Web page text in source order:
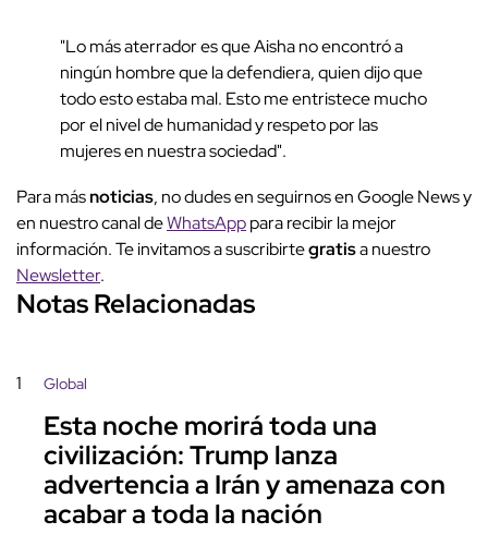
"Lo más aterrador es que Aisha no encontró a
ningún hombre que la defendiera, quien dijo que
todo esto estaba mal. Esto me entristece mucho
por el nivel de humanidad y respeto por las
mujeres en nuestra sociedad".
Para másnoticias, no dudes en seguirnos en Google News y
en nuestro canal deWhatsApppara recibir la mejor
información. Te invitamos a suscribirtegratisa nuestro
Newsletter.
Notas Relacionadas
1 Global
Esta noche morirá toda una
civilización: Trump lanza
advertencia a Irán y amenaza con
acabar a toda la nación